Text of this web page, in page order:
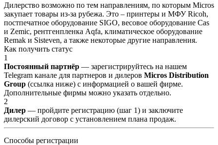
Дилерство возможно по тем направлениям, по которым Micros
закупает товары из-за рубежа. Это – принтеры и МФУ Ricoh,
постпечатное оборудование SIGO, весовое оборудование Cas
и Zemic, рентгенпленка Aqfa, климатическое оборудование
Remak и Sisteven, а также некоторые другие направления.
Как получить статус
1
Постоянный партнёр — зарегистрируйтесь на нашем
Telegram канале для партнеров и дилеров Micros Distribution
Group (ссылка ниже) с информацией о вашей фирме.
Дополнительные фирмы можно указать отдельно.
2
Дилер — пройдите регистрацию (шаг 1) и заключите
дилерский договор с установлением плана продаж.
Способы регистрации